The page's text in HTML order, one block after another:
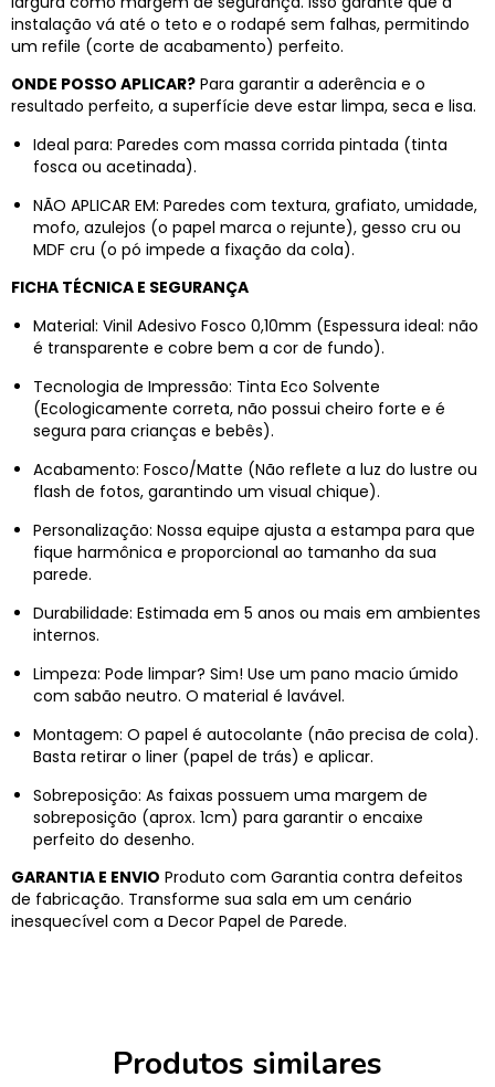
instalação vá até o teto e o rodapé sem falhas, permitindo
um refile (corte de acabamento) perfeito.
ONDE POSSO APLICAR? Para garantir a aderência e o
resultado perfeito, a superfície deve estar limpa, seca e lisa.
Ideal para: Paredes com massa corrida pintada (tinta
fosca ou acetinada).
NÃO APLICAR EM: Paredes com textura, grafiato, umidade,
mofo, azulejos (o papel marca o rejunte), gesso cru ou
MDF cru (o pó impede a fixação da cola).
FICHA TÉCNICA E SEGURANÇA
Material: Vinil Adesivo Fosco 0,10mm (Espessura ideal: não
é transparente e cobre bem a cor de fundo).
Tecnologia de Impressão: Tinta Eco Solvente
(Ecologicamente correta, não possui cheiro forte e é
segura para crianças e bebês).
Acabamento: Fosco/Matte (Não reflete a luz do lustre ou
flash de fotos, garantindo um visual chique).
Personalização: Nossa equipe ajusta a estampa para que
fique harmônica e proporcional ao tamanho da sua
parede.
Durabilidade: Estimada em 5 anos ou mais em ambientes
internos.
Limpeza: Pode limpar? Sim! Use um pano macio úmido
com sabão neutro. O material é lavável.
Montagem: O papel é autocolante (não precisa de cola).
Basta retirar o liner (papel de trás) e aplicar.
Sobreposição: As faixas possuem uma margem de
sobreposição (aprox. 1cm) para garantir o encaixe
perfeito do desenho.
GARANTIA E ENVIO Produto com Garantia contra defeitos
de fabricação. Transforme sua sala em um cenário
inesquecível com a Decor Papel de Parede.
Produtos similares